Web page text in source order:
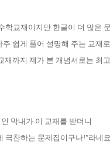
학교재이지만 한글이 더 많은
쉽게 풀어 설명해 주는 교재로
재까지 제가 본 개념서로는 최
막내가 이 교재를 받더니
극찬하는 문제집이구나!"라네